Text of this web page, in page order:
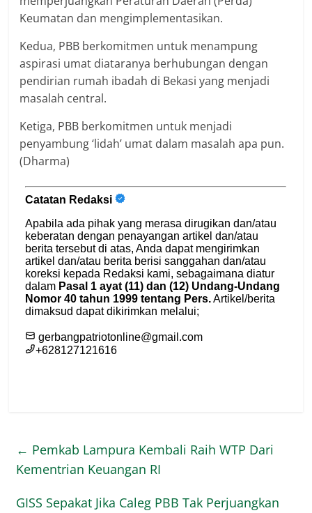
Keumatan dan mengimplementasikan.
Kedua, PBB berkomitmen untuk menampung
aspirasi umat diataranya berhubungan dengan
pendirian rumah ibadah di Bekasi yang menjadi
masalah central.
Ketiga, PBB berkomitmen untuk menjadi
penyambung ‘lidah’ umat dalam masalah apa pun.
(Dharma)
← Pemkab Lampura Kembali Raih WTP Dari
Kementrian Keuangan RI
GISS Sepakat Jika Caleg PBB Tak Perjuangkan